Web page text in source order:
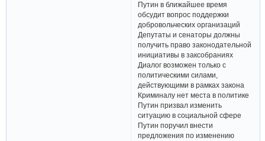
Путин в ближайшее время
обсудит вопрос поддержки
добровольческих организаций
Депутаты и сенаторы должны
получить право законодательной
инициативы в заксобраниях
Диалог возможен только с
политическими силами,
действующими в рамках закона
Криминалу нет места в политике
Путин призвал изменить
ситуацию в социальной сфере
Путин поручил внести
предложения по изменению